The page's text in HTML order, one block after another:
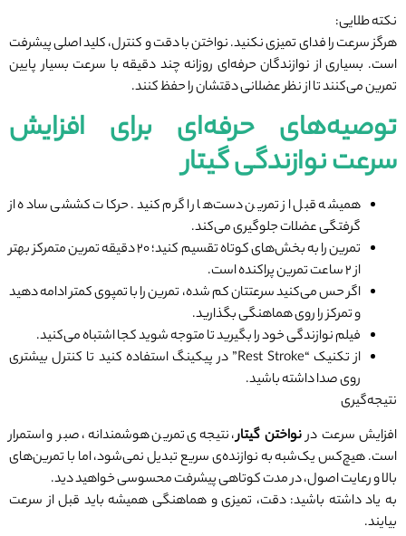
نکته طلایی:
هرگز سرعت را فدای تمیزی نکنید. نواختن با دقت و کنترل، کلید اصلی پیشرفت
است. بسیاری از نوازندگان حرفه‌ای روزانه چند دقیقه با سرعت بسیار پایین
تمرین می‌کنند تا از نظر عضلانی دقتشان را حفظ کنند.
توصیه‌های حرفه‌ای برای افزایش
سرعت نوازندگی گیتار
همیشه قبل از تمرین دست‌ها را گرم کنید. حرکات کششی ساده از
گرفتگی عضلات جلوگیری می‌کند.
تمرین را به بخش‌های کوتاه تقسیم کنید؛ ۲۰ دقیقه تمرین متمرکز بهتر
از ۲ ساعت تمرین پراکنده است.
اگر حس می‌کنید سرعتتان کم شده، تمرین را با تمپوی کمتر ادامه دهید
و تمرکز را روی هماهنگی بگذارید.
فیلم نوازندگی خود را بگیرید تا متوجه شوید کجا اشتباه می‌کنید.
از تکنیک “Rest Stroke” در پیکینگ استفاده کنید تا کنترل بیشتری
روی صدا داشته باشید.
نتیجه‌گیری
افزایش سرعت درنواختن گیتار، نتیجه‌ی تمرین هوشمندانه، صبر و استمرار
است. هیچ‌کس یک‌شبه به نوازنده‌ی سریع تبدیل نمی‌شود، اما با تمرین‌های
بالا و رعایت اصول، در مدت کوتاهی پیشرفت محسوسی خواهید دید.
به یاد داشته باشید: دقت، تمیزی و هماهنگی همیشه باید قبل از سرعت
بیایند.